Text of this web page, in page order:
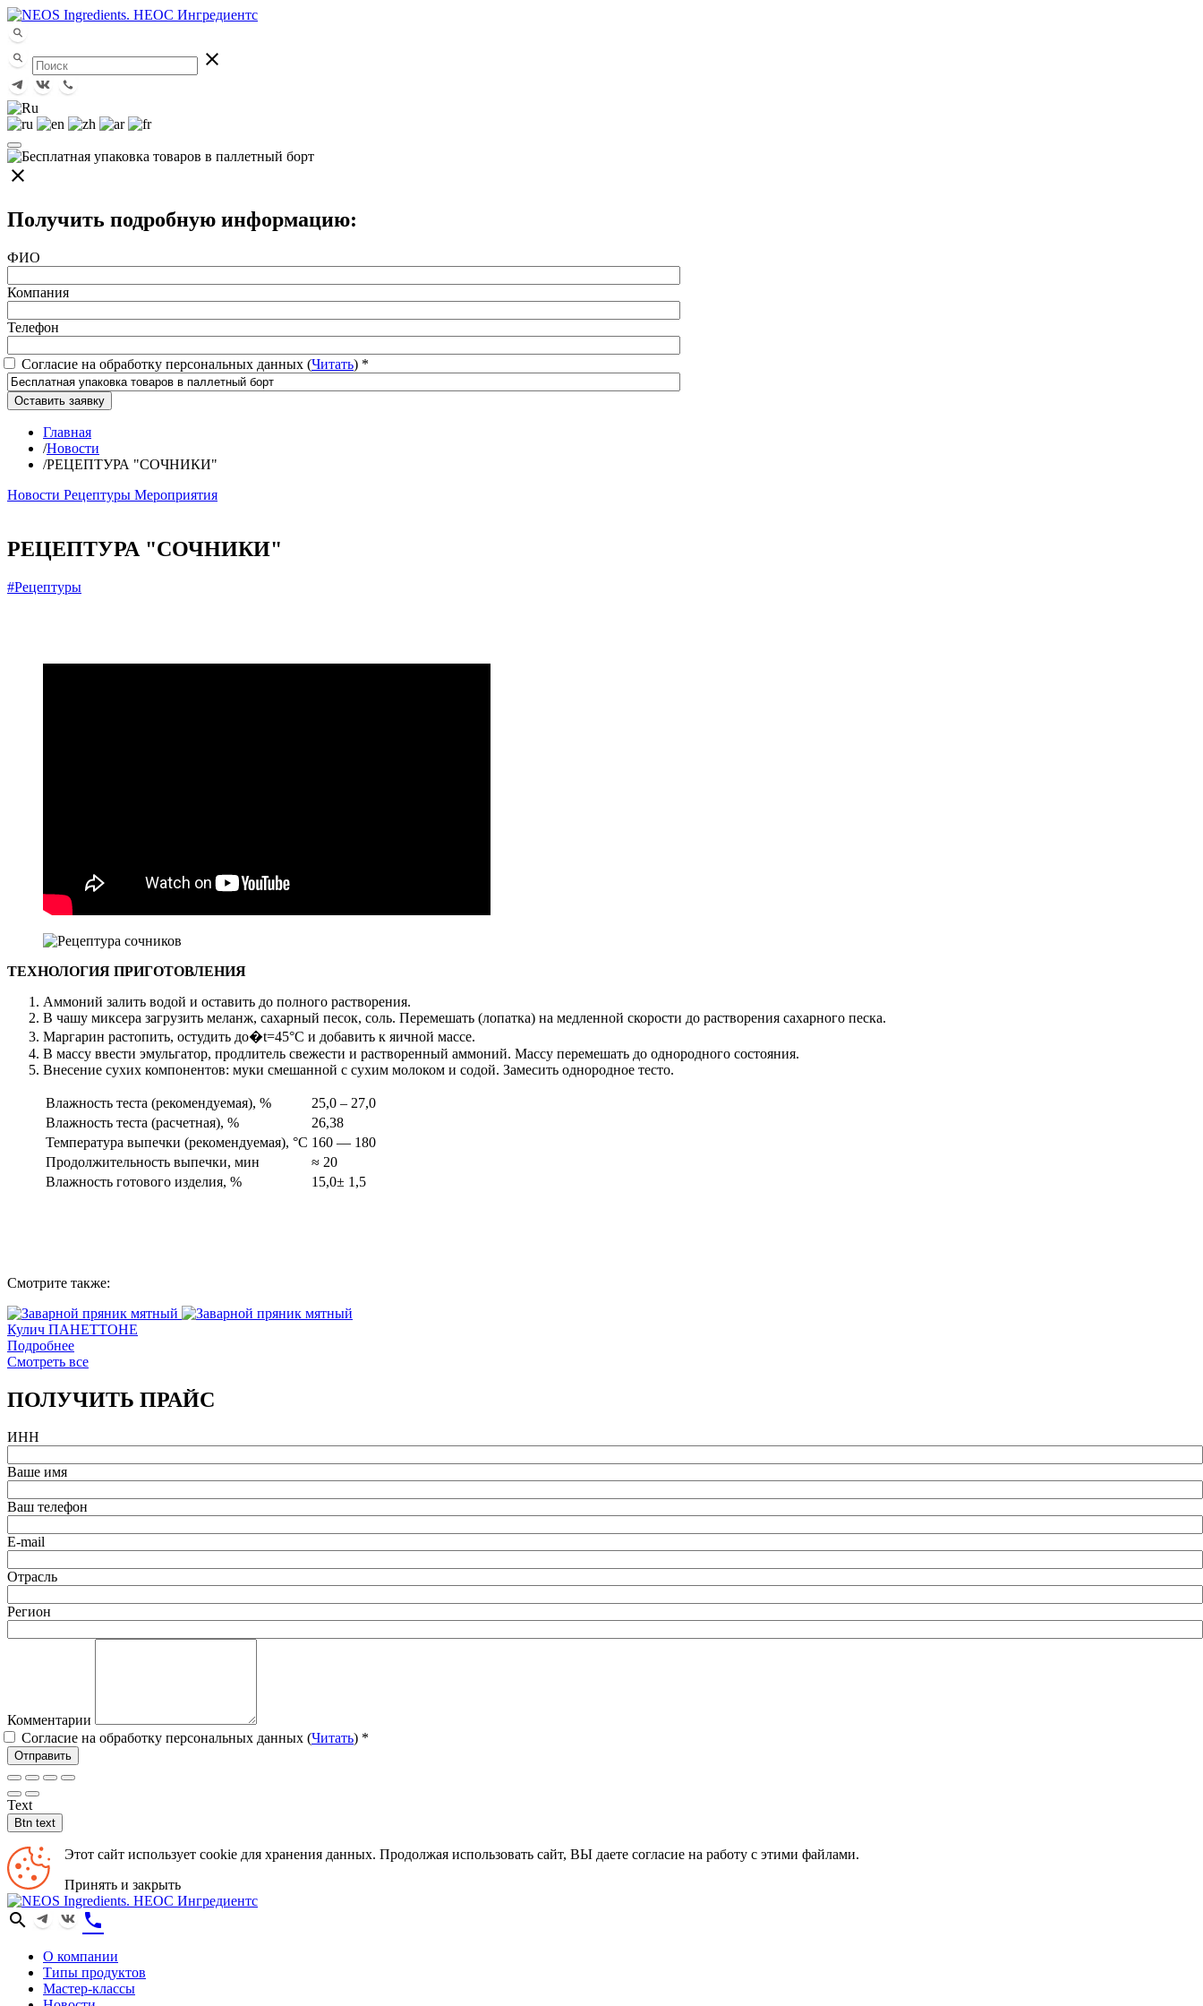
close
close
Получить подробную информацию:
ФИО
Компания
Телефон
Согласие на обработку персональных данных (Читать) *
Оставить заявку
Главная
/Новости
/РЕЦЕПТУРА "СОЧНИКИ"
Новости Рецептуры Мероприятия
РЕЦЕПТУРА "СОЧНИКИ"
#Рецептуры
ТЕХНОЛОГИЯ ПРИГОТОВЛЕНИЯ
Аммоний залить водой и оставить до полного растворения.
В чашу миксера загрузить меланж, сахарный песок, соль. Перемешать (лопатка) на медленной скорости до растворения сахарного песка.
Маргарин растопить, остудить до�t=45°С и добавить к яичной массе.
В массу ввести эмульгатор, продлитель свежести и растворенный аммоний. Массу перемешать до однородного состояния.
Внесение сухих компонентов: муки смешанной с сухим молоком и содой. Замесить однородное тесто.
Влажность теста (рекомендуемая), %
25,0 – 27,0
Влажность теста (расчетная), %
26,38
Температура выпечки (рекомендуемая), °С 160 — 180
Продолжительность выпечки, мин
≈ 20
Влажность готового изделия, %
15,0± 1,5
Смотрите также:
Кулич ПАНЕТТОНЕ
Подробнее
Смотреть все
ПОЛУЧИТЬ ПРАЙС
ИНН
Ваше имя
Ваш телефон
E-mail
Отрасль
Регион
Комментарии
Согласие на обработку персональных данных (Читать) *
Отправить
Text
Btn text
Этот сайт использует cookie для хранения данных. Продолжая использовать сайт, ВЫ даете согласие на работу с этими файлами.
Принять и закрыть
search phone
О компании
Типы продуктов
Мастер-классы